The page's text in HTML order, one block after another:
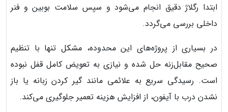
ابتدا رگلاژ دقیق انجام می‌شود و سپس سلامت بوبین و فنر
داخلی بررسی می‌گردد.
در بسیاری از پروژه‌های این محدوده، مشکل تنها با تنظیم
صحیح مقابل‌زنه حل شده و نیازی به تعویض کامل قفل نبوده
است. رسیدگی سریع به علائمی مانند گیر کردن زبانه یا باز
نشدن درب با آیفون، از افزایش هزینه تعمیر جلوگیری می‌کند.